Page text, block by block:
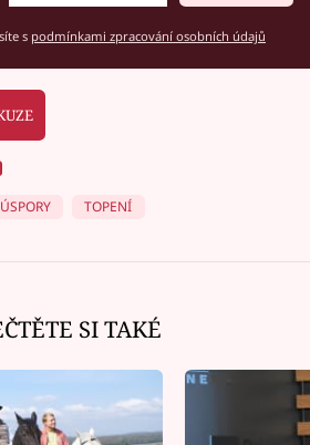
s podmínkami zpracování osobních údajů
ÚSPORY TOPENÍ
SI TAKÉ